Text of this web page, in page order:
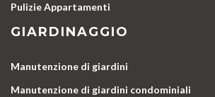
Pulizie Appartamenti
GIARDINAGGIO
Manutenzione di giardini
Manutenzione di giardini condominiali